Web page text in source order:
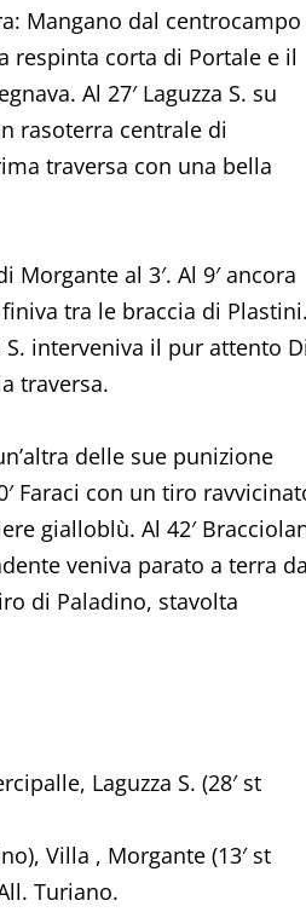
Mangano dal centrocampo
respinta corta di Portale e il
Al 27′ Laguzza S. su
rasoterra centrale di
traversa con una bella
Morgante al 3′. Al 9′ ancora
tra le braccia di Plastini.
interveniva il pur attento Di
traversa.
delle sue punizione
Faraci con un tiro
gialloblù. Al 42′
veniva parato a terra da
di Paladino, stavolta
Laguzza S. (28′ st
Villa , Morgante (13′ st
Turiano.